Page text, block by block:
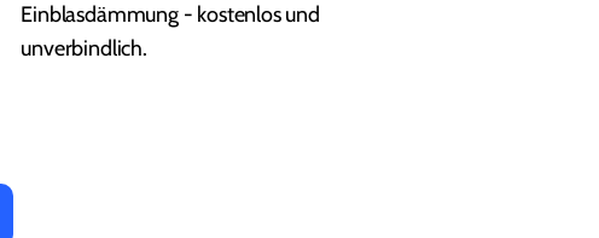
Einblasdämmung - kostenlos und
unverbindlich.